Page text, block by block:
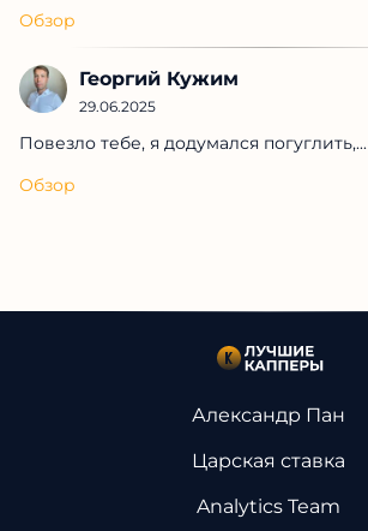
Обзор
Георгий Кужим
29.06.2025
Повезло тебе, я додумался погуглить,...
Обзор
Александр Пан
Царская ставка
Analytics Team